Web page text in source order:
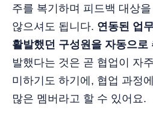
주를 복기하며 피드백 대상
않으셔도 됩니다. 연동된 업
활발했던 구성원을 자동으로
발했다는 것은 곧 협업이 자
미하기도 하기에, 협업 과정
많은 멤버라고 할 수 있어요.